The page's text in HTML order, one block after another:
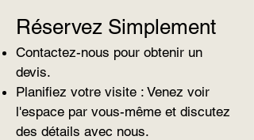
Réservez Simplement
Contactez-nous pour obtenir un
devis.
Planifiez votre visite : Venez voir
l'espace par vous-même et discutez
des détails avec nous.